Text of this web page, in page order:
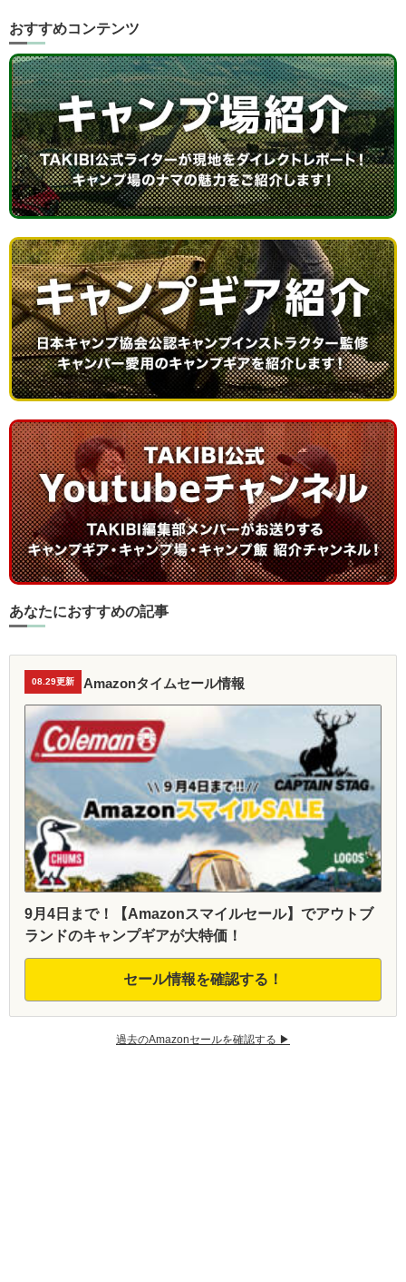
おすすめコンテンツ
あなたにおすすめの記事
08.29更新 Amazonタイムセール情報
9月4日まで！【Amazonスマイルセール】でアウトブ
ランドのキャンプギアが大特価！
セール情報を確認する！
過去のAmazonセールを確認する ▶︎